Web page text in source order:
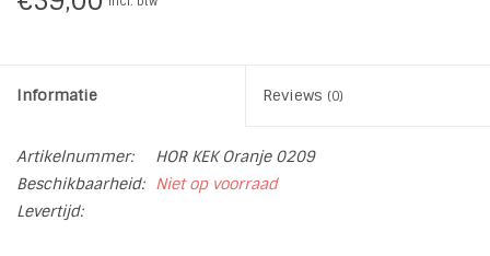
Informatie Reviews (0)
Artikelnummer:
HOR KEK Oranje 0209
Beschikbaarheid:
Niet op voorraad
Levertijd: